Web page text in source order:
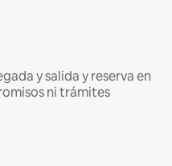
y salida y reserva en
ni trámites